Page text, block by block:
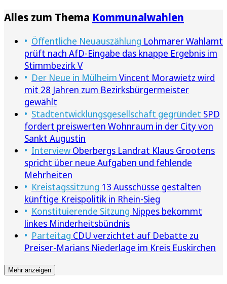
Alles zum Thema Kommunalwahlen
Öffentliche Neuauszählung Lohmarer Wahlamt
prüft nach AfD-Eingabe das knappe Ergebnis im
Stimmbezirk V
Der Neue in Mülheim Vincent Morawietz wird
mit 28 Jahren zum Bezirksbürgermeister
gewählt
Stadtentwicklungsgesellschaft gegründet SPD
fordert preiswerten Wohnraum in der City von
Sankt Augustin
Interview Oberbergs Landrat Klaus Grootens
spricht über neue Aufgaben und fehlende
Mehrheiten
Kreistagssitzung 13 Ausschüsse gestalten
künftige Kreispolitik in Rhein-Sieg
Konstituierende Sitzung Nippes bekommt
linkes Minderheitsbündnis
Parteitag CDU verzichtet auf Debatte zu
Preiser-Marians Niederlage im Kreis Euskirchen
Mehr anzeigen